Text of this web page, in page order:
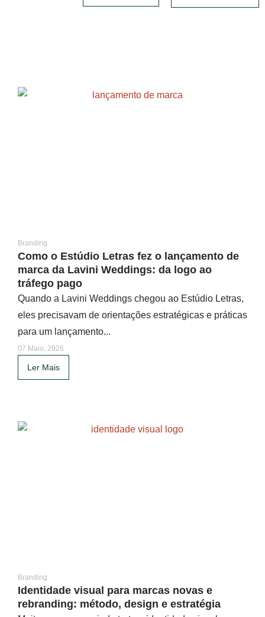
Branding
Como o Estúdio Letras fez o lançamento de
marca da Lavini Weddings: da logo ao
tráfego pago
Quando a Lavini Weddings chegou ao Estúdio Letras,
eles precisavam de orientações estratégicas e práticas
para um lançamento...
07 Maio, 2026
Ler Mais
Branding
Identidade visual para marcas novas e
rebranding: método, design e estratégia